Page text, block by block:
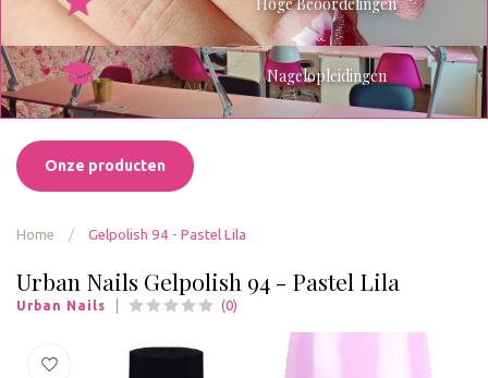
Nagelopleidingen
Onze producten
Home / Gelpolish 94 - Pastel Lila
Urban Nails Gelpolish 94 - Pastel Lila
Urban Nails (0)